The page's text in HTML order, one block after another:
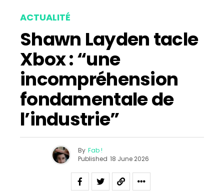
ACTUALITÉ
Shawn Layden tacle
Xbox : “une
incompréhension
fondamentale de
l’industrie”
By Fab !
Published 18 June 2026